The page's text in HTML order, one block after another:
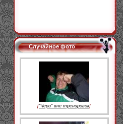
Случайное фото
["Чери" вне тренировок]